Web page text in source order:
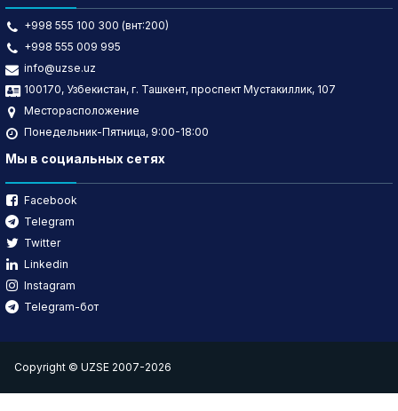
+998 555 100 300 (внт:200)
+998 555 009 995
info@uzse.uz
100170, Узбекистан, г. Ташкент, проспект Мустакиллик, 107
Месторасположение
Понедельник-Пятница, 9:00-18:00
Мы в социальных сетях
Facebook
Telegram
Twitter
Linkedin
Instagram
Telegram-бот
Copyright © UZSE 2007-2026